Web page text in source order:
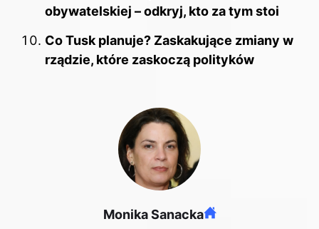
obywatelskiej – odkryj, kto za tym stoi
Co Tusk planuje? Zaskakujące zmiany w
rządzie, które zaskoczą polityków
Monika Sanacka